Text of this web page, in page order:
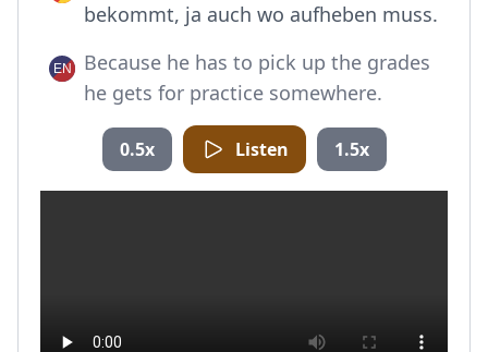
bekommt, ja auch wo aufheben muss.
Because he has to pick up the grades
he gets for practice somewhere.
0.5x Listen 1.5x